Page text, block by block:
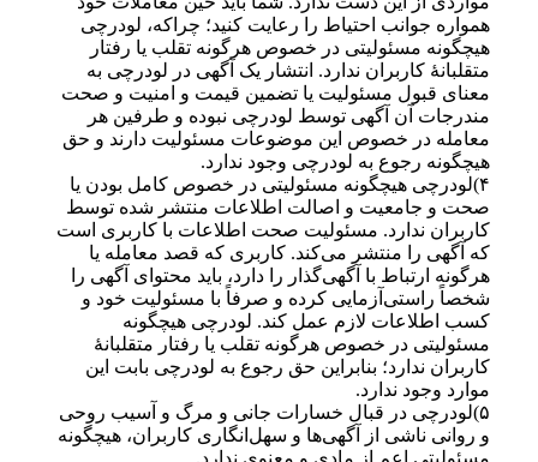
همواره جوانب احتیاط را رعایت کنید؛ چراکه، لودرچی
هیچگونه مسئولیتی در خصوص هرگونه تقلب یا رفتار
متقلبانهٔ کاربران ندارد. انتشار یک آگهی در لودرچی به
معنای قبول مسئولیت یا تضمین قیمت و امنیت و صحت
مندرجات آن آگهی توسط لودرچی نبوده و طرفین هر
معامله در خصوص این موضوعات مسئولیت دارند و حق
هیچگونه رجوع به لودرچی وجود ندارد.
۴)لودرچی هیچگونه مسئولیتی در خصوص کامل بودن یا
صحت و جامعیت و اصالت اطلاعات منتشر شده توسط
کاربران ندارد. مسئولیت صحت اطلاعات با کاربری است
که آگهی را منتشر می‌کند. کاربری که قصد معامله یا
هرگونه ارتباط با آگهی‌گذار را دارد، باید محتوای آگهی را
شخصاً راستی‌آزمایی کرده و صرفاً با مسئولیت خود و
کسب اطلاعات لازم عمل کند. لودرچی هیچگونه
مسئولیتی در خصوص هرگونه تقلب یا رفتار متقلبانهٔ
کاربران ندارد؛ بنابراین حق رجوع به لودرچی بابت این
موارد وجود ندارد.
۵)لودرچی در قبال خسارات جانی و مرگ و آسیب روحی
و روانی ناشی از آگهی‌ها و سهل‌انگاری کاربران، هیچگونه